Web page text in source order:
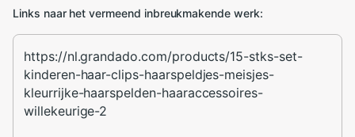
Links naar het vermeend inbreukmakende werk: